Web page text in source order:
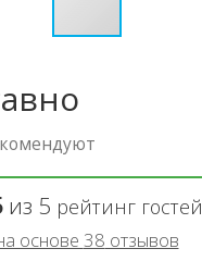
из 5 рейтинг гостей
основе 38 отзывов